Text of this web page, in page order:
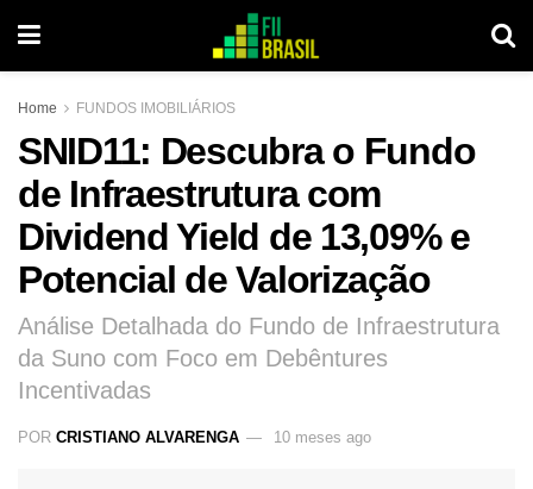
Home FUNDOS IMOBILIÁRIOS
SNID11: Descubra o Fundo
de Infraestrutura com
Dividend Yield de 13,09% e
Potencial de Valorização
Análise Detalhada do Fundo de Infraestrutura
da Suno com Foco em Debêntures
Incentivadas
POR CRISTIANO ALVARENGA 10 meses ago